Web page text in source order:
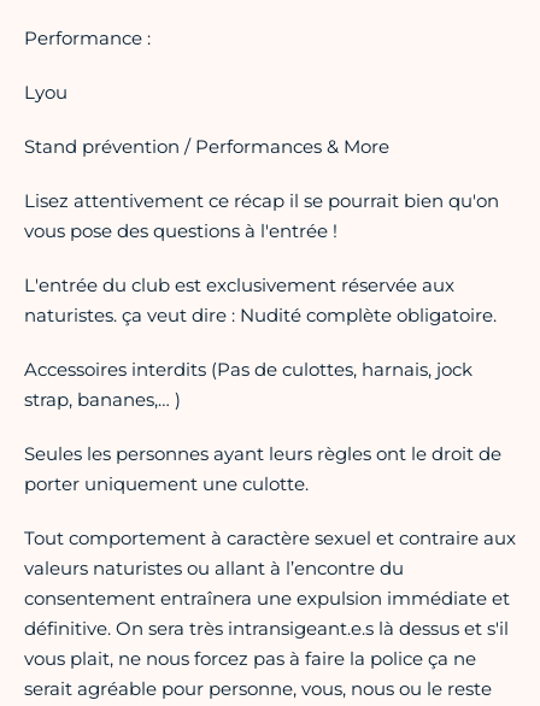
Performance :
Lyou
Stand prévention / Performances & More
Lisez attentivement ce récap il se pourrait bien qu'on
vous pose des questions à l'entrée !
L'entrée du club est exclusivement réservée aux
naturistes. ça veut dire : Nudité complète obligatoire.
Accessoires interdits (Pas de culottes, harnais, jock
strap, bananes,… )
Seules les personnes ayant leurs règles ont le droit de
porter uniquement une culotte.
Tout comportement à caractère sexuel et contraire aux
valeurs naturistes ou allant à l’encontre du
consentement entraînera une expulsion immédiate et
définitive. On sera très intransigeant.e.s là dessus et s'il
vous plait, ne nous forcez pas à faire la police ça ne
serait agréable pour personne, vous, nous ou le reste